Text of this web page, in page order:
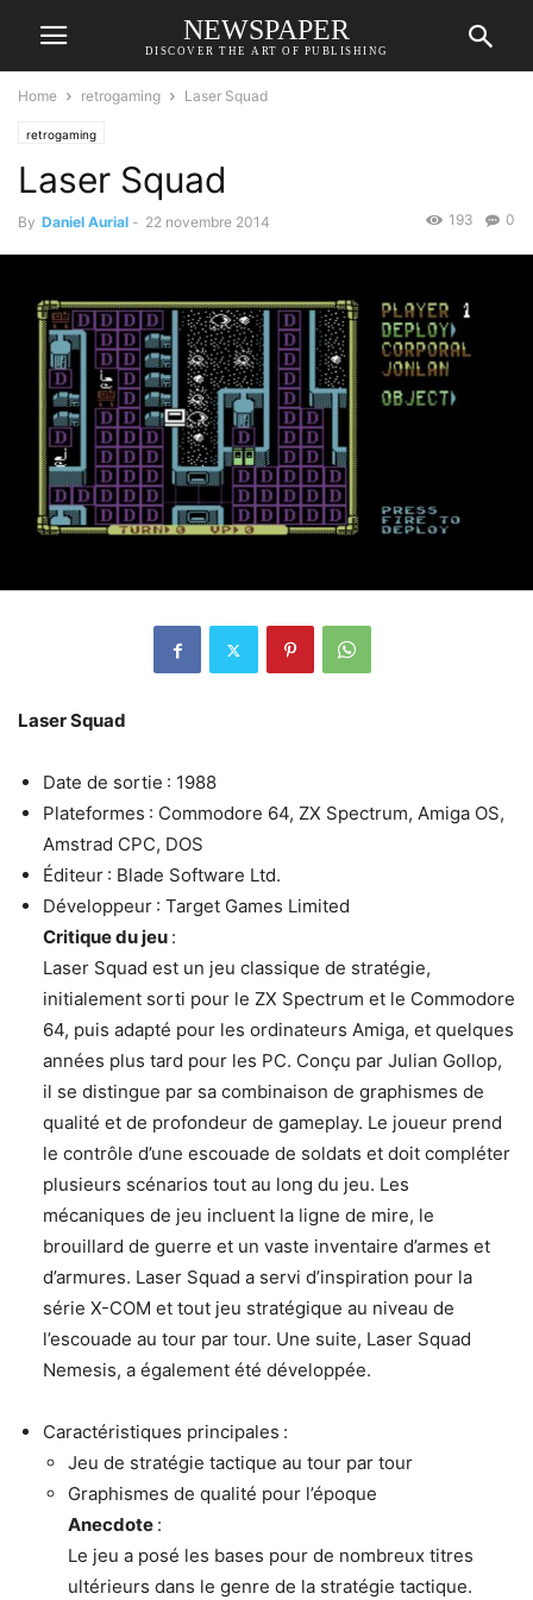
NEWSPAPER
DISCOVER THE ART OF PUBLISHING
Home retrogaming Laser Squad
retrogaming
Laser Squad
By Daniel Aurial - 22 novembre 2014 0
193
Laser Squad
Date de sortie : 1988
Plateformes : Commodore 64, ZX Spectrum, Amiga OS,
Amstrad CPC, DOS
Éditeur : Blade Software Ltd.
Développeur : Target Games Limited
Critique du jeu :
Laser Squad est un jeu classique de stratégie,
initialement sorti pour le ZX Spectrum et le Commodore
64, puis adapté pour les ordinateurs Amiga, et quelques
années plus tard pour les PC. Conçu par Julian Gollop,
il se distingue par sa combinaison de graphismes de
qualité et de profondeur de gameplay. Le joueur prend
le contrôle d’une escouade de soldats et doit compléter
plusieurs scénarios tout au long du jeu. Les
mécaniques de jeu incluent la ligne de mire, le
brouillard de guerre et un vaste inventaire d’armes et
d’armures. Laser Squad a servi d’inspiration pour la
série X-COM et tout jeu stratégique au niveau de
l’escouade au tour par tour. Une suite, Laser Squad
Nemesis, a également été développée.
Caractéristiques principales :
Jeu de stratégie tactique au tour par tour
Graphismes de qualité pour l’époque
Anecdote :
Le jeu a posé les bases pour de nombreux titres
ultérieurs dans le genre de la stratégie tactique.